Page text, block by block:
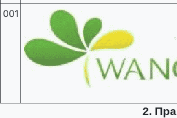
001
2.